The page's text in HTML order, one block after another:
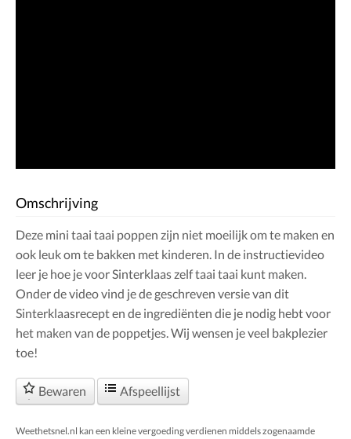
Omschrijving
Deze mini taai taai poppen zijn niet moeilijk om te maken en
ook leuk om te bakken met kinderen. In de instructievideo
leer je hoe je voor Sinterklaas zelf taai taai kunt maken.
Onder de video vind je de geschreven versie van dit
Sinterklaasrecept en de ingrediënten die je nodig hebt voor
het maken van de poppetjes. Wij wensen je veel bakplezier
toe!
Bewaren Afspeellijst
Weethetsnel.nl kan een kleine vergoeding verdienen middels zogenaamde